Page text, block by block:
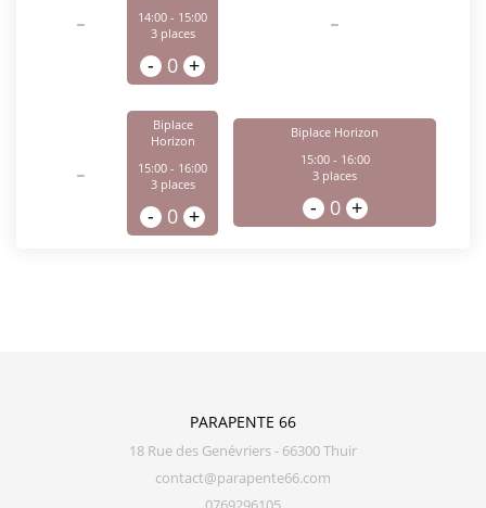
-
14:00 - 15:00
3places
- 0 +
-
-
Biplace
Horizon
15:00 - 16:00
3places
- 0 +
Biplace Horizon
15:00 - 16:00
3 places
- 0 +
PARAPENTE 66
18 Rue des Genévriers - 66300 Thuir
contact@parapente66.com